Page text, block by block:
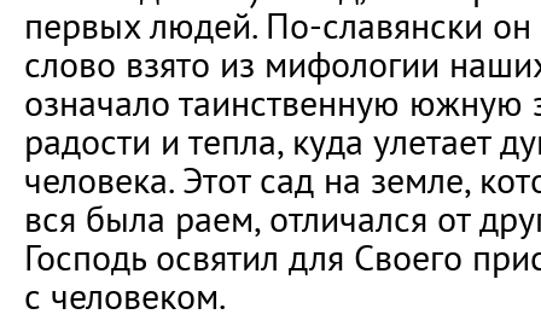
первых людей. По-славянски
слово взято из мифологии
означало таинственную южную
радости и тепла, куда улетает
человека. Этот сад на земле,
вся была раем, отличался от
Господь освятил для Своего
с человеком.